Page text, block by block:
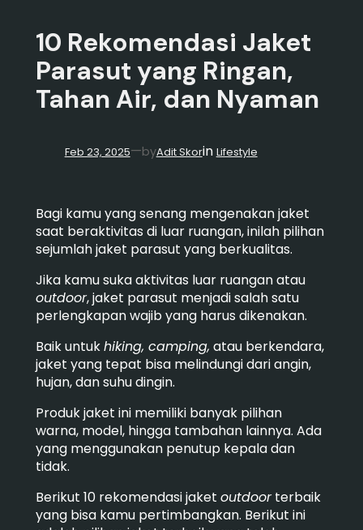
10 Rekomendasi Jaket
Parasut yang Ringan,
Tahan Air, dan Nyaman
Feb 23, 2025—byAdit Skorin Lifestyle
Bagi kamu yang senang mengenakan jaket
saat beraktivitas di luar ruangan, inilah pilihan
sejumlah jaket parasut yang berkualitas.
Jika kamu suka aktivitas luar ruangan atau
outdoor, jaket parasut menjadi salah satu
perlengkapan wajib yang harus dikenakan.
Baik untukhiking, camping, atau berkendara,
jaket yang tepat bisa melindungi dari angin,
hujan, dan suhu dingin.
Produk jaket ini memiliki banyak pilihan
warna, model, hingga tambahan lainnya. Ada
yang menggunakan penutup kepala dan
tidak.
Berikut 10 rekomendasi jaket outdoorterbaik
yang bisa kamu pertimbangkan. Berikut ini